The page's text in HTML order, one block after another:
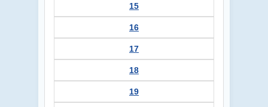
15
16
17
18
19